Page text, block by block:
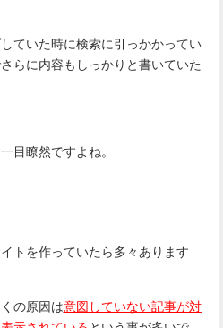
ていた時に検索に引っかかってい
らに内容もしっかりと書いていた
目瞭然ですよね。
トを作っていたら多々あります
の原因は意図していない記事が対